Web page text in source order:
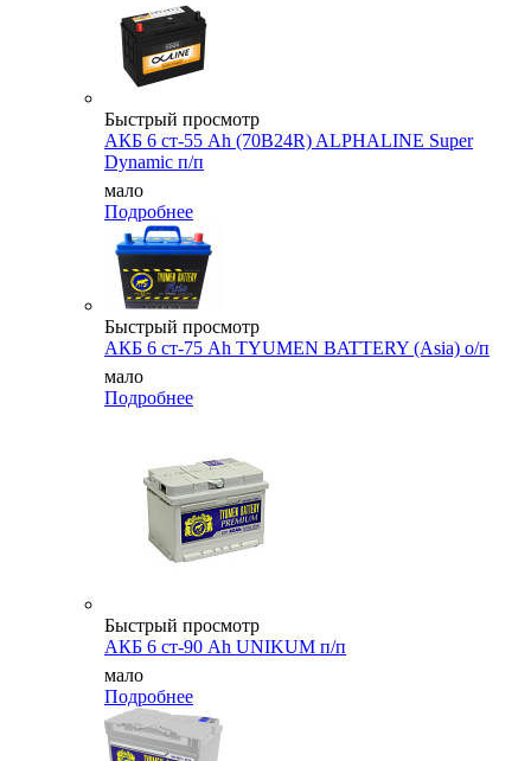
Быстрый просмотр
АКБ 6 ст-55 Ah (70B24R) ALPHALINE Super
Dynamic п/п
мало
Подробнее
Быстрый просмотр
АКБ 6 ст-75 Аh TYUMEN BATTERY (Asia) о/п
мало
Подробнее
Быстрый просмотр
АКБ 6 ст-90 Ah UNIKUM п/п
мало
Подробнее